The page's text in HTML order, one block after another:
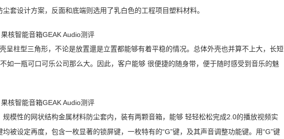
套设计方案，反面和底端则选用了乳白色的工程项目塑料材料。
呈柱型三角形，不论是放置還是立置都能够有着平稳的情况。总体外壳也并算不上大，长短
如一瓶可口可乐公司那么大。因此，客户能够 很便捷的随身带，便于随时感受到音乐的魅
模性的网状结构金属材料防尘套内，装有两颗音箱，能够 轻轻松松完成2.0的播放视频实
被设定再度，包含一枚显著的锁屏键，一枚特有的“G”键，及其声音调整功能键。用“G”键